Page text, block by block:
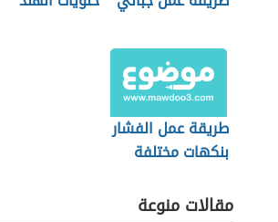
طريقة عمل الفشار
بنكهات مختلفة
مقالات منوعة